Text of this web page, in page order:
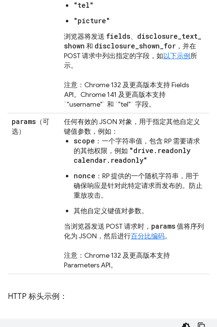
"tel"
"picture"
浏览器将发送 fields、 disclosure_text_
shown 和 disclosure_shown_for ，并在
POST 请求中列出指定的字段，如以下示例所
示。
注意：Chrome 132 及更高版本支持 Fields
API。Chrome 141 及更高版本支持
`"username"` 和 `"tel"` 字段。
params （可
选）
任何有效的 JSON 对象，用于指定其他自定义
键值参数，例如：
scope ：一个字符串值，包含 RP 需要请求
的其他权限，例如 "drive.readonly
calendar.readonly"
nonce ：RP 提供的一个随机字符串，用于
确保响应是针对此特定请求而发布的。防止
重放攻击。
其他自定义键值对参数。
当浏览器发送 POST 请求时， params值将序列
化为 JSON，然后进行百分比编码。
注意：Chrome 132 及更高版本支持
Parameters API。
HTTP 标头示例：